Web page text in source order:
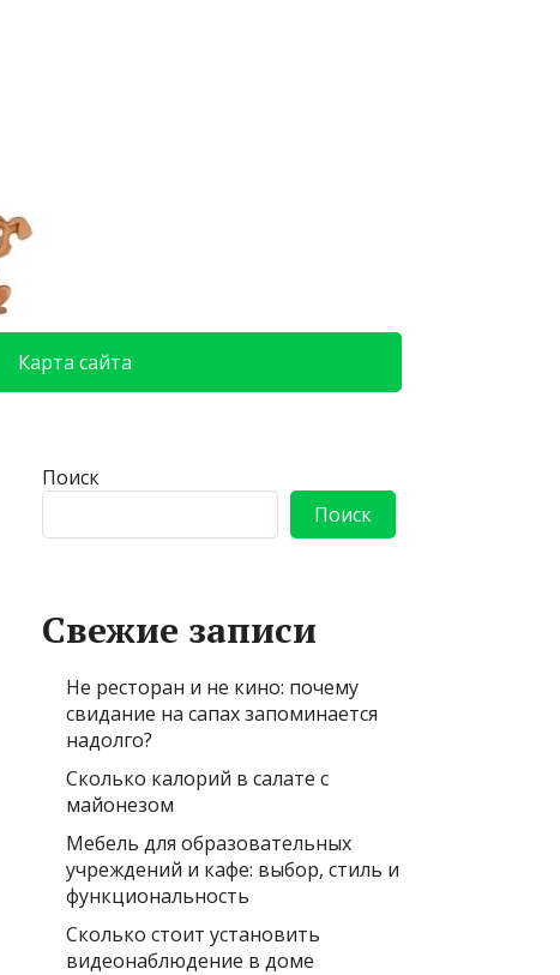
Карта сайта
Поиск
Поиск
Свежие записи
Не ресторан и не кино: почему
свидание на сапах запоминается
надолго?
Сколько калорий в салате с
майонезом
Мебель для образовательных
учреждений и кафе: выбор, стиль и
функциональность
Сколько стоит установить
видеонаблюдение в доме